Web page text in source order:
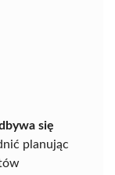
się
planując